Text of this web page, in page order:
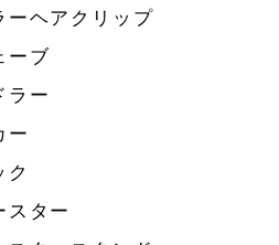
ーヘアクリップ
ーブ
ラー
ー
ク
スター